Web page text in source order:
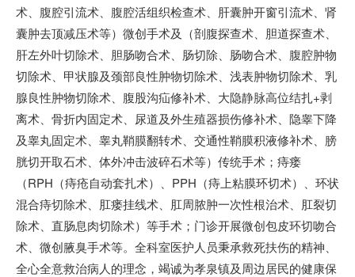
术、腹腔引流术、腹腔活组织检查术、肝囊肿开窗引流术、肾
囊肿去顶减压术等）微创手术及（剖腹探查术、胆道探查术、
肝左外叶切除术、胆肠吻合术、肠切除、肠吻合术、腹腔肿物
切除术、甲状腺及颈部良性肿物切除术、浅表肿物切除术、乳
腺良性肿物切除术、腹股沟疝修补术、大隐静脉高位结扎+剥
离术、骨折内固定术、尿道及外生殖器损伤修补术、隐睾下降
及睾丸固定术、睾丸鞘膜翻转术、交通性鞘膜积液修补术、膀
胱切开取石术、体外冲击波碎石术等）传统手术；痔瘘
（RPH（痔疮自动套扎术）、PPH（痔上粘膜环切术）、环状
混合痔切除术、肛瘘挂线术、肛周脓肿一次性根治术、肛裂切
除术、直肠息肉切除术）等手术；门诊开展微创包皮环切吻合
术、微创腋臭手术等。全科室医护人员秉承救死扶伤的精神、
全心全意救治病人的理念，竭诚为孝泉镇及周边居民的健康保